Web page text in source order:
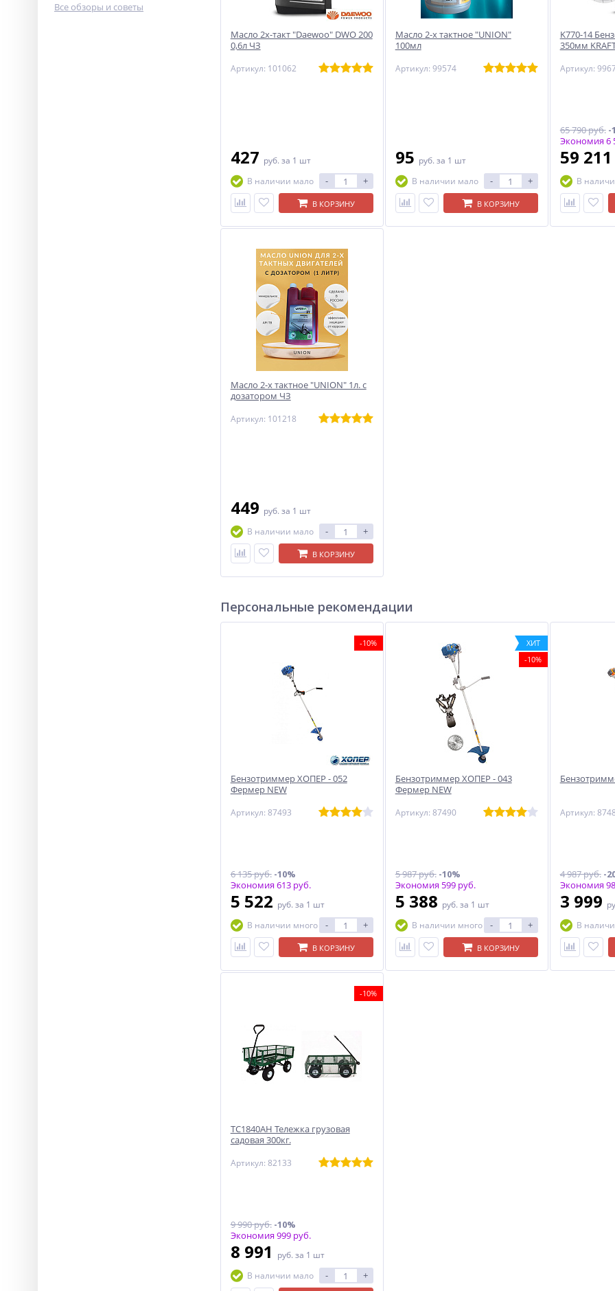
Все обзоры и советы
Масло 2х-такт "Daewoo" DWO 200
0,6л ЧЗ
Артикул: 101062
427 руб. за 1 шт
В наличии мало
- +
В КОРЗИНУ
Масло 2-х тактное "UNION"
100мл
Артикул: 99574
95 руб. за 1 шт
В наличии мало
- +
В КОРЗИНУ
K770-14
350мм
Артикул:
65 790 руб.-
Экономия 6
59
В
Масло 2-х тактное "UNION" 1л. с
дозатором ЧЗ
Артикул: 101218
449 руб. за 1 шт
В наличии мало
- +
В КОРЗИНУ
Персональные рекомендации
-10%
Бензотриммер ХОПЕР - 052
Фермер NEW
Артикул: 87493
6 135 руб.-10%
Экономия 613 руб.
5 522 руб. за 1 шт
В наличии много
- +
В КОРЗИНУ
ХИТ
-10%
Бензотриммер ХОПЕР - 043
Фермер NEW
Артикул: 87490
5 987 руб.-10%
Экономия 599 руб.
5 388 руб. за 1 шт
В наличии много
- +
В КОРЗИНУ
Артикул:
4 987 руб.-
Экономия
3 999
В
-10%
ТС1840АН Тележка грузовая
садовая 300кг.
Артикул: 82133
9 990 руб.-10%
Экономия 999 руб.
8 991 руб. за 1 шт
В наличии мало
- +